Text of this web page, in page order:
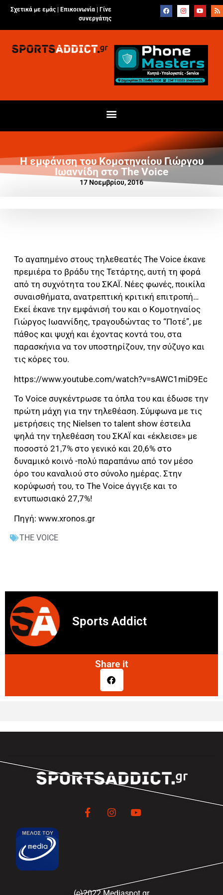
Σχετικά με εμάς | Επικοινωνία
Γίνε
συνεργάτης
Η εμφάνιση του Κομοτηναίου Γιώργου
Ιωαννίδη στο The Voice
17 Νοεμβρίου, 2016
Το αγαπημένο στους τηλεθεατές The Voice έκανε
πρεμιέρα το βράδυ της Τετάρτης, αυτή τη φορά
από τη συχνότητα του ΣΚΑΪ. Νέες φωνές, ποικίλα
συναισθήματα, ανατρεπτική κριτική επιτροπή…
Εκεί έκανε την εμφάνισή του και ο Κομοτηναίος
Γιώργος Ιωαννίδης, τραγουδώντας το “Ποτέ”, με
πάθος και ψυχή και έχοντας κοντά του, στα
παρασκήνια να τον υποστηρίζουν, την σύζυγο και
τις κόρες του.
https://www.youtube.com/watch?v=sAWC1miD9Ec
Το Voice συγκέντρωσε τα όπλα του και έδωσε την
πρώτη μάχη για την τηλεθέαση. Σύμφωνα με τις
μετρήσεις της Nielsen το talent show έστειλα
ψηλά την τηλεθέαση του ΣΚΑΪ και «έκλεισε» με
ποσοστό 21,7% στο γενικό και 20,6% στο
δυναμικό κοινό -πολύ παραπάνω από τον μέσο
όρο του καναλιού στο σύνολο ημέρας. Στην
κορύφωσή του, το The Voice άγγιξε και το
εντυπωσιακό 27,7%!
Πηγή: www.xronos.gr
THE VOICE
Sports Addict
Share it